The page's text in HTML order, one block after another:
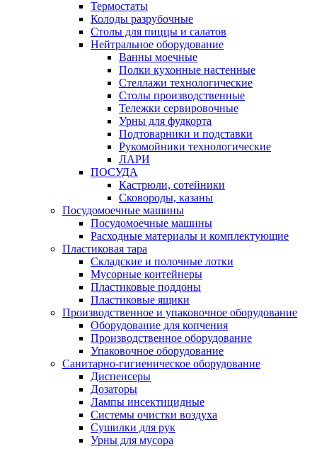
Термостаты
Колоды разрубочные
Столы для пиццы и салатов
Нейтральное оборудование
Ванны моечные
Полки кухонные настенные
Стеллажи технологические
Столы производственные
Тележки сервировочные
Урны для фудкорта
Подтоварники и подставки
Рукомойники технологические
ЛАРИ
ПОСУДА
Кастрюли, сотейники
Сковороды, казаны
Посудомоечные машины
Посудомоечные машины
Расходные материалы и комплектующие
Пластиковая тара
Складские и полочные лотки
Мусорные контейнеры
Пластиковые поддоны
Пластиковые ящики
Производственное и упаковочное оборудование
Оборудование для копчения
Производственное оборудование
Упаковочное оборудование
Санитарно-гигиеническое оборудование
Диспенсеры
Дозаторы
Лампы инсектицидные
Системы очистки воздуха
Сушилки для рук
Урны для мусора